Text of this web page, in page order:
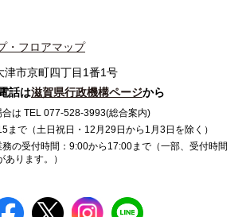
・フロアマップ
津市京町四丁目1番1号
話は滋賀県行政機構ページから
は TEL 077-528-3993(総合案内)
まで（土日祝日・12月29日から1月3日を除く）
の受付時間：9:00から17:00まで（一部、受付時間
ります。）